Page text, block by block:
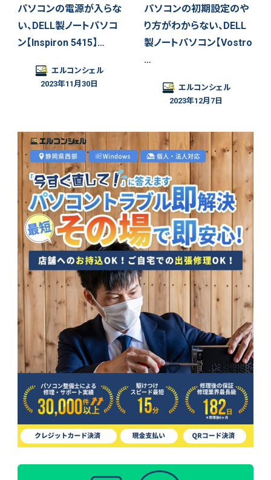
パソコンの電源が入らな
い、DELL製ノートパソコ
ン【Inspiron 5415】…
エルコンシェル
2023年11月30日
パソコンの初期設定のや
り方がわからない、DELL
製ノートパソコン【Vostro
…
エルコンシェル
2023年12月7日